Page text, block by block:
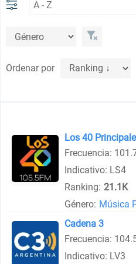
Ordenar por
Los 40
Frecuencia:
Indicativo: LS4
Ranking: 21.1K
Género: Música
Cadena 3
Frecuencia:
Indicativo: LV3